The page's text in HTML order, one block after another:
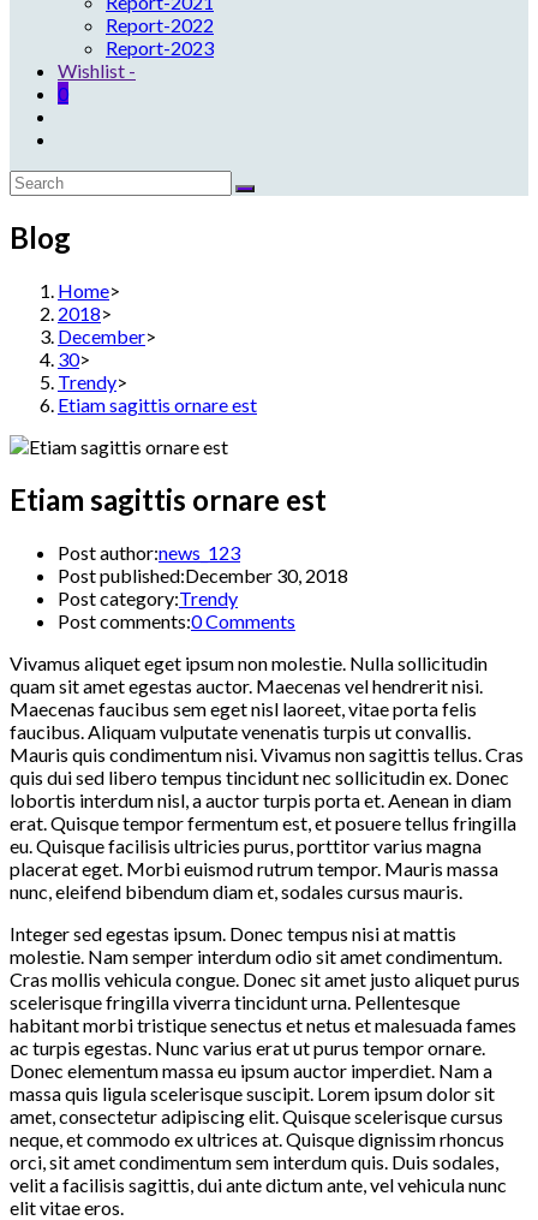
Report-2022
Report-2023
Wishlist -
0
Blog
Home>
2018>
December>
30>
Trendy>
Etiam sagittis ornare est
Etiam sagittis ornare est
Post author:news_123
Post published:December 30, 2018
Post category:Trendy
Post comments:0 Comments
Vivamus aliquet eget ipsum non molestie. Nulla sollicitudin
quam sit amet egestas auctor. Maecenas vel hendrerit nisi.
Maecenas faucibus sem eget nisl laoreet, vitae porta felis
faucibus. Aliquam vulputate venenatis turpis ut convallis.
Mauris quis condimentum nisi. Vivamus non sagittis tellus. Cras
quis dui sed libero tempus tincidunt nec sollicitudin ex. Donec
lobortis interdum nisl, a auctor turpis porta et. Aenean in diam
erat. Quisque tempor fermentum est, et posuere tellus fringilla
eu. Quisque facilisis ultricies purus, porttitor varius magna
placerat eget. Morbi euismod rutrum tempor. Mauris massa
nunc, eleifend bibendum diam et, sodales cursus mauris.
Integer sed egestas ipsum. Donec tempus nisi at mattis
molestie. Nam semper interdum odio sit amet condimentum.
Cras mollis vehicula congue. Donec sit amet justo aliquet purus
scelerisque fringilla viverra tincidunt urna. Pellentesque
habitant morbi tristique senectus et netus et malesuada fames
ac turpis egestas. Nunc varius erat ut purus tempor ornare.
Donec elementum massa eu ipsum auctor imperdiet. Nam a
massa quis ligula scelerisque suscipit. Lorem ipsum dolor sit
amet, consectetur adipiscing elit. Quisque scelerisque cursus
neque, et commodo ex ultrices at. Quisque dignissim rhoncus
orci, sit amet condimentum sem interdum quis. Duis sodales,
velit a facilisis sagittis, dui ante dictum ante, vel vehicula nunc
elit vitae eros.